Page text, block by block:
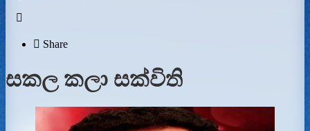

 Share
සකල කලා සක්විති